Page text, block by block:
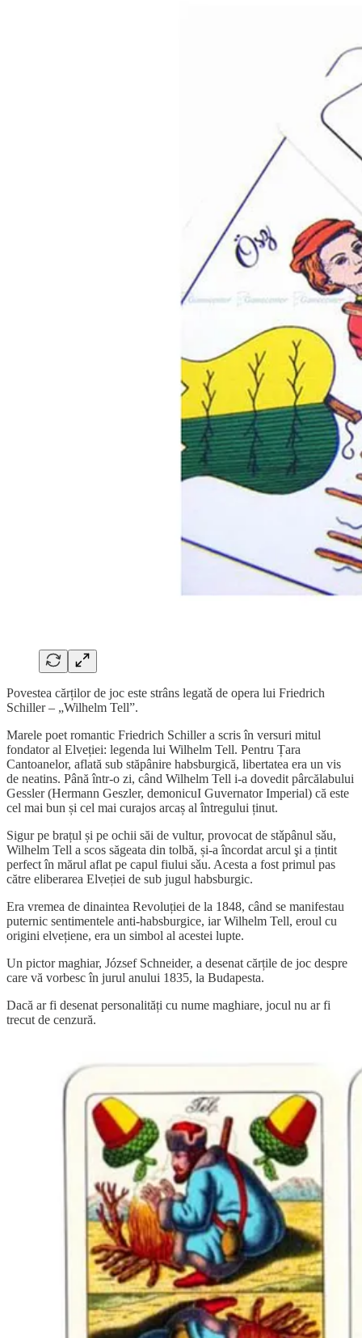
Povestea cărților de joc este strâns legatǎ de opera lui Friedrich
Schiller – „Wilhelm Tell”.
Marele poet romantic Friedrich Schiller a scris în versuri mitul
fondator al Elveției: legenda lui Wilhelm Tell. Pentru Țara
Cantoanelor, aflată sub stăpânire habsburgică, libertatea era un vis
de neatins. Până într-o zi, când Wilhelm Tell i-a dovedit pârcălabului
Gessler (Hermann Geszler, demonicuI Guvernator Imperial) că este
cel mai bun și cel mai curajos arcaș al întregului ținut.
Sigur pe brațul și pe ochii săi de vultur, provocat de stǎpânul sǎu,
Wilhelm Tell a scos săgeata din tolbă, și-a încordat arcul şi a țintit
perfect în mărul aflat pe capul fiului sǎu. Acesta a fost primul pas
către eliberarea Elveției de sub jugul habsburgic.
Era vremea de dinaintea Revoluției de la 1848, când se manifestau
puternic sentimentele anti-habsburgice, iar Wilhelm Tell, eroul cu
origini elvețiene, era un simbol al acestei lupte.
Un pictor maghiar, József Schneider, a desenat cărțile de joc despre
care vă vorbesc în jurul anului 1835, la Budapesta.
Dacă ar fi desenat personalități cu nume maghiare, jocul nu ar fi
trecut de cenzură.